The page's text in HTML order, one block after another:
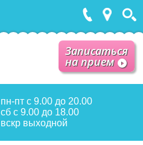
Записаться
на прием
пн-пт с 9.00 до 20.00
сб с 9.00 до 18.00
вскр выходной